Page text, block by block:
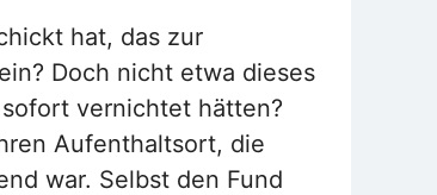
hat, das zur
Doch nicht etwa dieses
vernichtet hätten?
Aufenthaltsort, die
war. Selbst den Fund